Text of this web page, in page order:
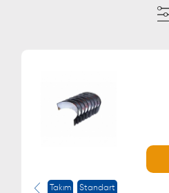
Takım Standart